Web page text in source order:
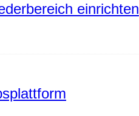
einrichten